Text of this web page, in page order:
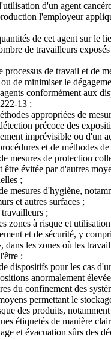
d'un agent
l'employeur
de cet agent sur le
de travailleurs
processus de travail et de
de minimiser le
conformément aux
13 ;
appropriées de
précoce des
imprévisible ou d'un
et de méthodes
mesures de protection
évitée par d'autres
;
mesures d'hygiène,
et autres surfaces ;
;
zones à risque et
et de sécurité, y
dans les zones où les
;
dispositifs pour les cas
anormalement
du confinement des
permettant le
des produits,
étiquetés de manière
et évacuation sûrs des